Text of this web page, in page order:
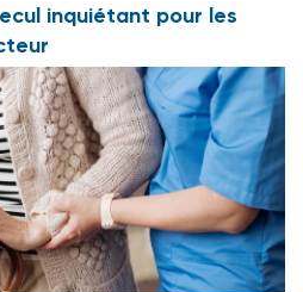
inquiétant pour les